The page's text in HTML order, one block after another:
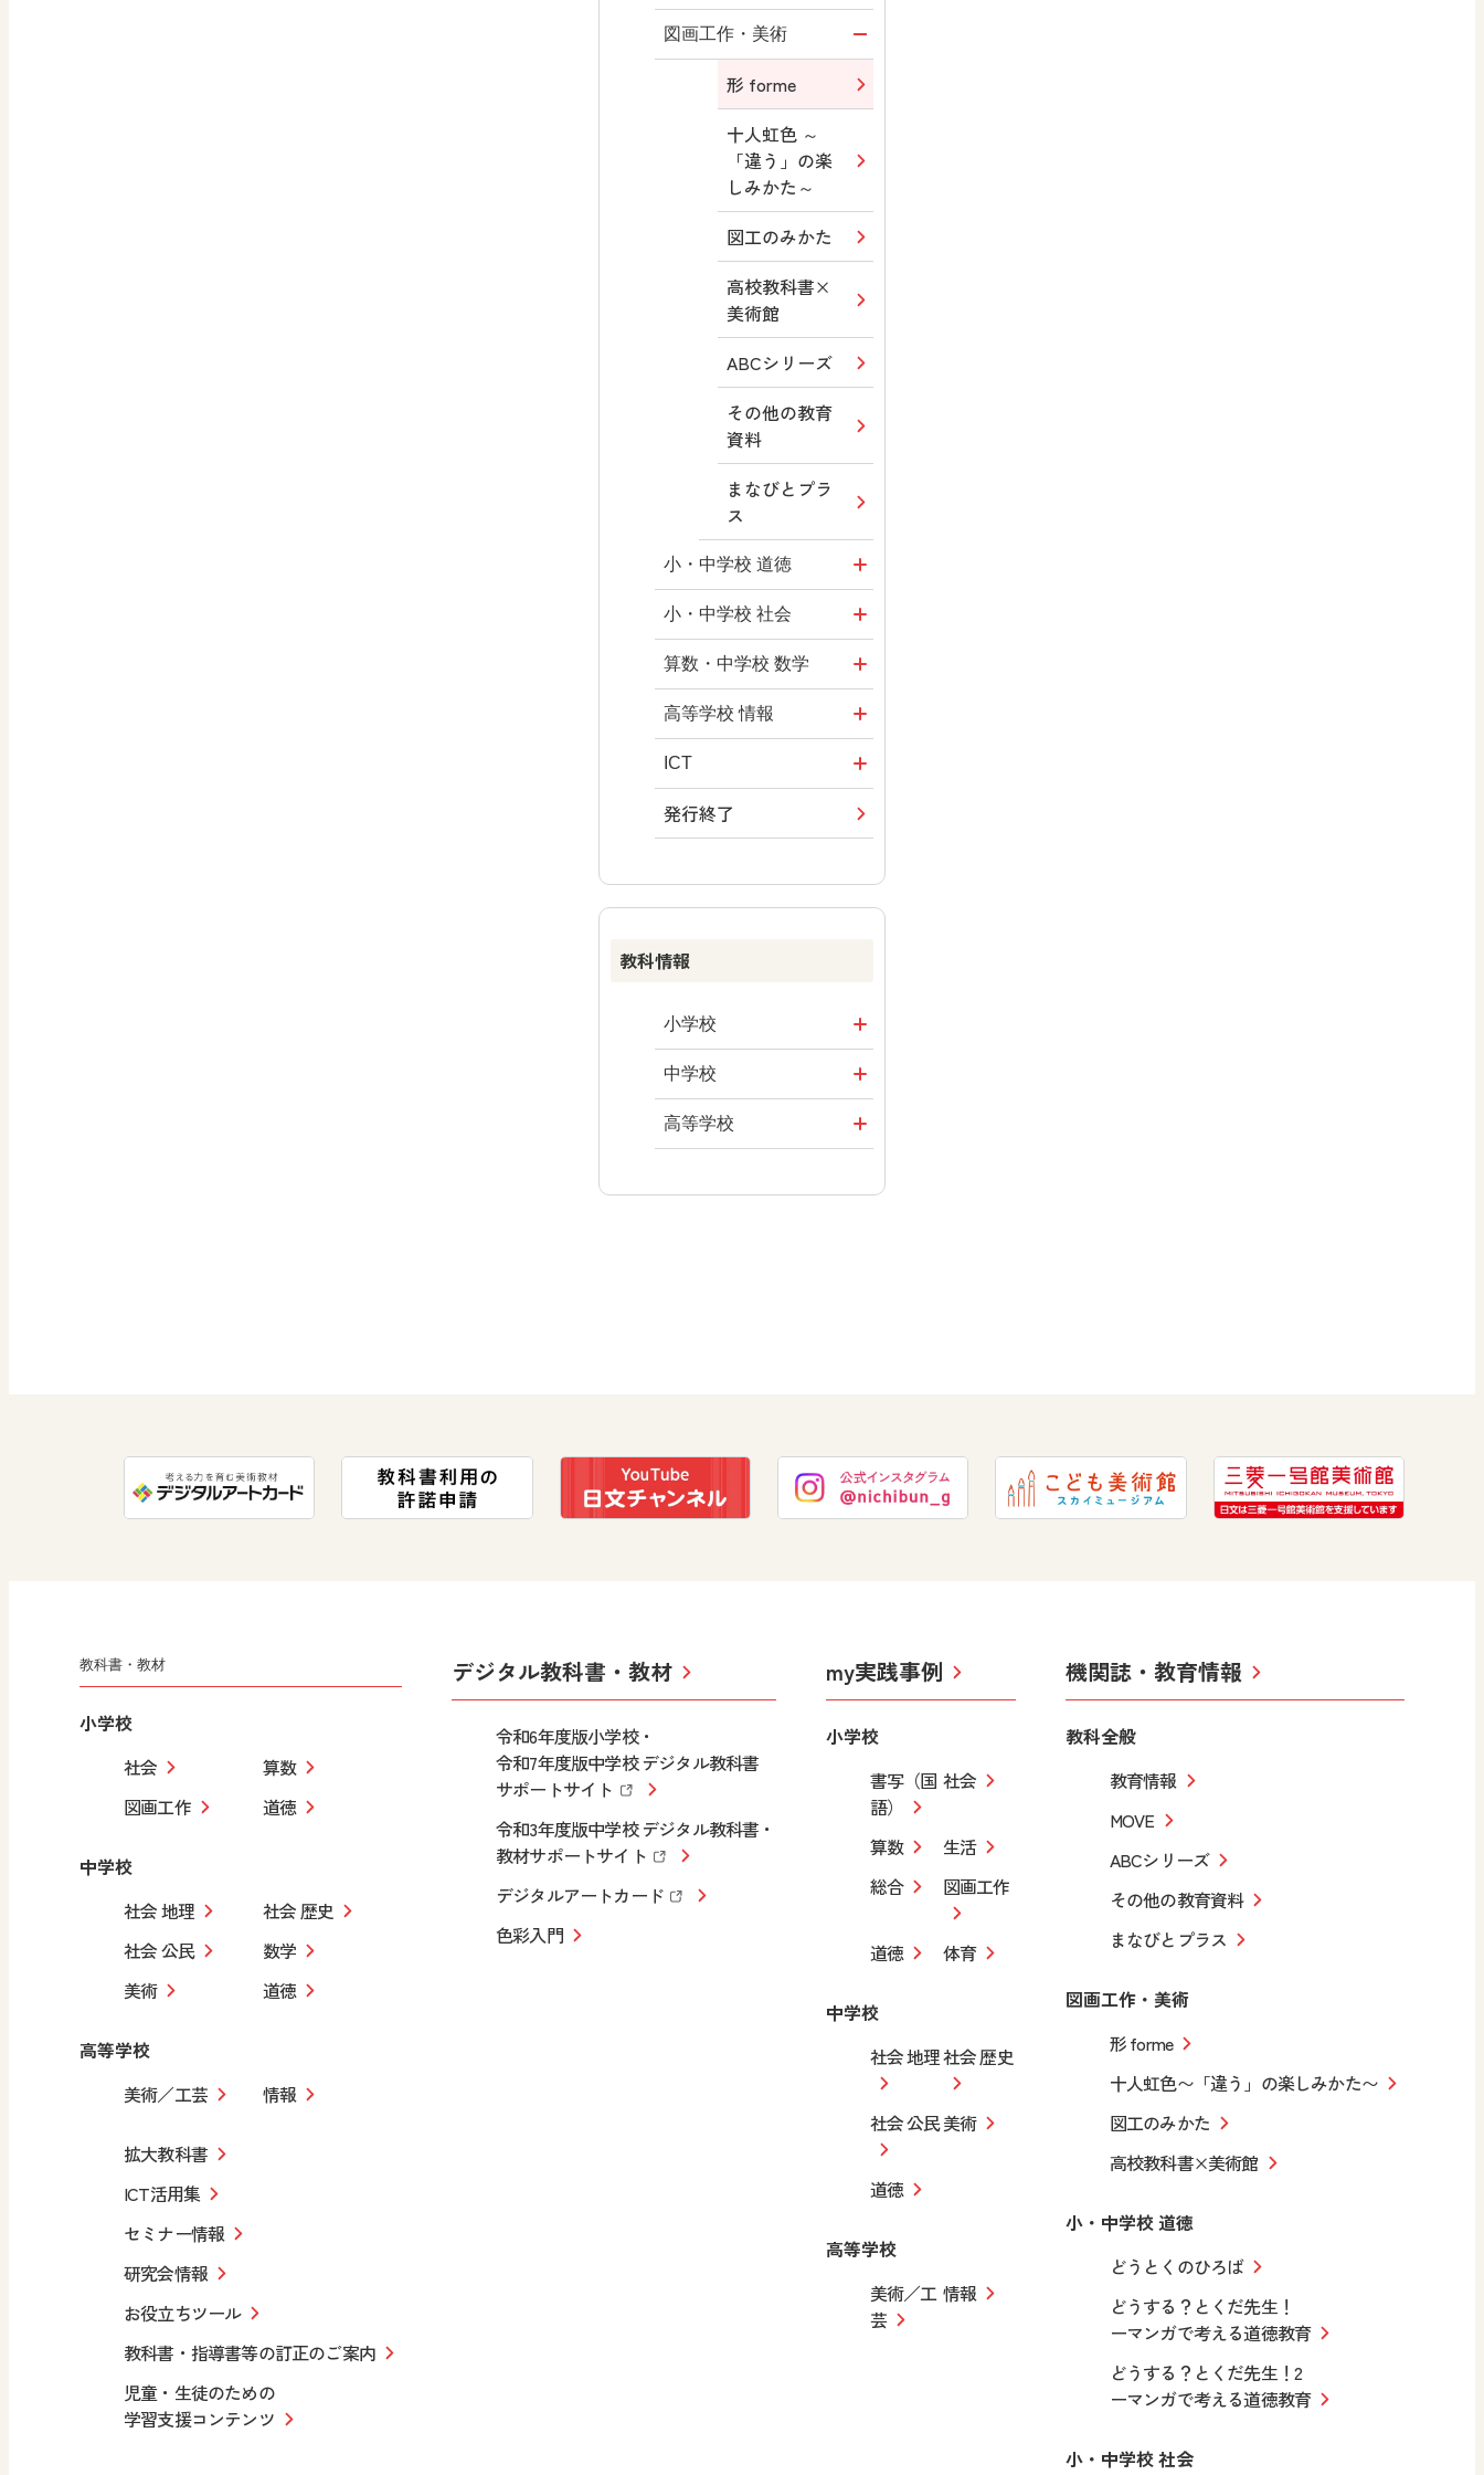
教育情報
MOVE
ABCシリーズ
その他の教育
資料
まなびとプラ
ス
つなぐ つなが
る ICT
図画工作・美術
形 forme
十人虹色 ～
「違う」の楽
しみかた～
図工のみかた
高校教科書×
美術館
ABCシリーズ
その他の教育
資料
まなびとプラ
ス
小・中学校 道徳
どうとくのひ
ろば
どうする？と
くだ先生！
―マンガで考
どうする？と
くだ先生！2
ス
小・中学校 社会
社会科NAVI
マンガでわか
る社会科授
社会科NAVIプ
ラス
ABCシリーズ
ス
算数・中学校 数学
ROOT
習状況調査
教科書活用の
ポイント
算数授業のス
その他の教育
資料
高等学校 情報
n
情報科プラス
その他の教育
資料
ICT
つなぐ つなが
る ICT
その他の教育
資料
発行終了
教科情報
小学校
算数
中学校
社会 地理
高等学校
教科書・教材
小学校
社会
算数
図画工作
道徳
中学校
社会 地理
社会 歴史
社会 公民
数学
美術
道徳
高等学校
美術／工芸
情報
拡大教科書
ICT活用集
セミナー情報
研究会情報
お役立ちツール
教科書・指導書等の訂正のご案内
児童・生徒のための
学習支援コンテンツ
デジタル教科書・教材
令和6年度版小学校・
令和7年度版中学校 デジタル教科書
サポートサイト
令和3年度版中学校 デジタル教科書・
教材サポートサイト
デジタルアートカード
色彩入門
my実践事例
小学校
書写（国
語）
社会
算数
生活
総合
図画工作
道徳 体育
中学校
社会 地理社会 歴史
社会 公民美術
道徳
高等学校
美術／工
芸
情報
機関誌・教育情報
教科全般
教育情報
MOVE
ABCシリーズ
その他の教育資料
まなびとプラス
図画工作・美術
形 forme
十人虹色〜「違う」の楽しみかた〜
図工のみかた
高校教科書×美術館
小・中学校 道徳
どうとくのひろば
どうする？とくだ先生！
ーマンガで考える道徳教育
どうする？とくだ先生！2
ーマンガで考える道徳教育
小・中学校 社会